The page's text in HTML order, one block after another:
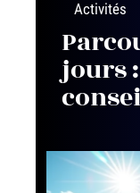
Activités
jours